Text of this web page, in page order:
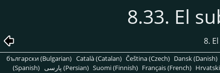
8.33. El
8.
български (Bulgarian) Català (Catalan) Čeština (Czech) Dansk (Danish)
(Spanish)
پارسی (Persian) Suomi (Finnish) Français (French)